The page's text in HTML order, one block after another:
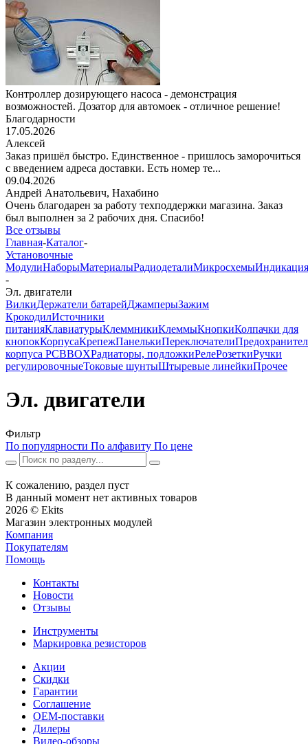
Контроллер дозирующего насоса - демонстрация
возможностей. Дозатор для автомоек - отличное решение!
Благодарности
17.05.2026
Алексей
Заказ пришёл быстро. Единственное - пришлось заморочиться
с введением адреса доставки. Есть номер те...
09.04.2026
Андрей Анатольевич, Нахабино
Очень благодарен за работу техподдержки магазина. Заказ
был выполнен за 2 рабочих дня. Спасибо!
Все отзывы
Главная-Каталог-
Установочные
МодулиНаборыМатериалыРадиодеталиМикросхемыИндикация
-
Эл. двигатели
ВилкиДержатели батарейДжамперыЗажим
КрокодилИсточники
питанияКлавиатурыКлеммникиКлеммыКнопкиКолпачки для
кнопокКорпусаКрепежПанелькиПереключатели
корпуса PCBBOXРадиаторы, подложкиРелеРозеткиРучки
регулировочныеТоковые шунтыШтыревые линейкиПрочее
Эл. двигатели
Фильтр
По популярности По алфавиту По цене
К сожалению, раздел пуст
В данный момент нет активных товаров
2026 © Ekits
Магазин электронных модулей
Компания
Покупателям
Помощь
Контакты
Новости
Отзывы
Инструменты
Маркировка резисторов
Акции
Скидки
Гарантии
Соглашение
OEM-поставки
Дилеры
Видео-обзоры